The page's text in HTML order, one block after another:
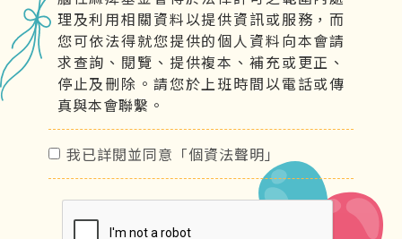
理及利用相關資料以提供資訊或服務，而
您可依法得就您提供的個人資料向本會請
求查詢、閱覽、提供複本、補充或更正、
停止及刪除。請您於上班時間以電話或傳
真與本會聯繫。
我已詳閱並同意「個資法聲明」